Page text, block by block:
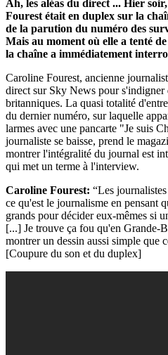
Ah, les aléas du direct ... Hier
Fourest était en duplex sur la
de la parution du numéro des
Mais au moment où elle a tenté
la chaîne a immédiatement
Caroline Fourest, ancienne
direct sur Sky News pour s'indigner
britanniques. La quasi totalité
du dernier numéro, sur laquelle
larmes avec une pancarte "Je suis
journaliste se baisse, prend le
montrer l'intégralité du journal est
qui met un terme à l'interview.
Caroline Fourest: “Les
ce qu'est le journalisme en pensant
grands pour décider eux-mêmes si
[...] Je trouve ça fou qu'en Grande-
montrer un dessin aussi simple que
[Coupure du son et du duplex]